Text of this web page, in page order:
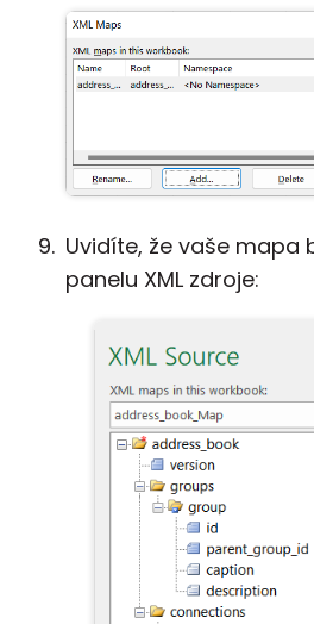
Uvidíte, že vaše mapa
panelu XML zdroje: